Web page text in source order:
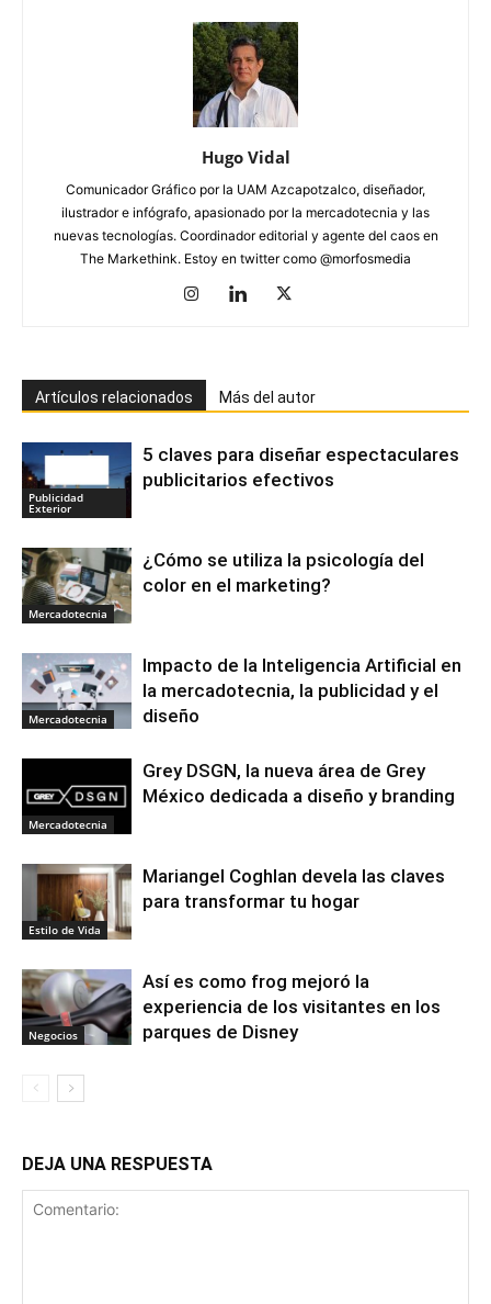
Hugo Vidal
Comunicador Gráfico por la UAM Azcapotzalco, diseñador,
ilustrador e infógrafo, apasionado por la mercadotecnia y las
nuevas tecnologías. Coordinador editorial y agente del caos en
The Markethink. Estoy en twitter como @morfosmedia
Artículos relacionados Más del autor
Publicidad
Exterior
5 claves para diseñar espectaculares
publicitarios efectivos
Mercadotecnia
¿Cómo se utiliza la psicología del
color en el marketing?
Mercadotecnia
Impacto de la Inteligencia Artificial en
la mercadotecnia, la publicidad y el
diseño
Mercadotecnia
Grey DSGN, la nueva área de Grey
México dedicada a diseño y branding
Estilo de Vida
Mariangel Coghlan devela las claves
para transformar tu hogar
Negocios
Así es como frog mejoró la
experiencia de los visitantes en los
parques de Disney
DEJA UNA RESPUESTA